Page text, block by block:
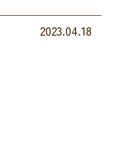
2023.04.18